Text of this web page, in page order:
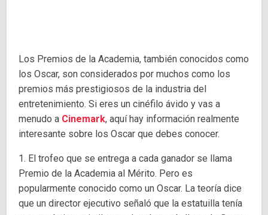
Los Premios de la Academia, también conocidos como
los Oscar, son considerados por muchos como los
premios más prestigiosos de la industria del
entretenimiento. Si eres un cinéfilo ávido y vas a
menudo a Cinemark, aquí hay información realmente
interesante sobre los Oscar que debes conocer.
1. El trofeo que se entrega a cada ganador se llama
Premio de la Academia al Mérito. Pero es
popularmente conocido como un Oscar. La teoría dice
que un director ejecutivo señaló que la estatuilla tenía